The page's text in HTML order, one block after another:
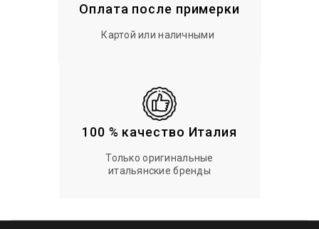
Оплата после примерки
Картой или наличными
100 % качество Италия
Только оригинальные
итальянские бренды